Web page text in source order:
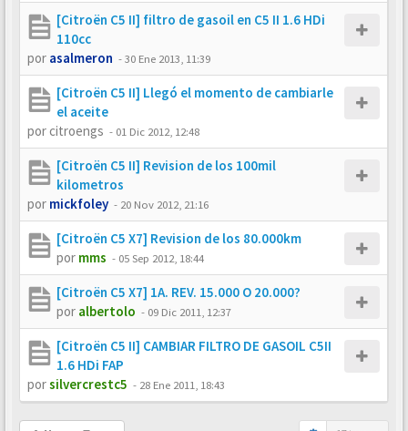
[Citroën C5 II] filtro de gasoil en C5 II 1.6 HDi
110cc
por asalmeron -30 Ene 2013, 11:39
[Citroën C5 II] Llegó el momento de cambiarle
el aceite
porcitroengs - 01 Dic 2012, 12:48
[Citroën C5 II] Revision de los 100mil
kilometros
por mickfoley - 20 Nov 2012, 21:16
[Citroën C5 X7] Revision de los 80.000km
por mms - 05 Sep 2012, 18:44
[Citroën C5 X7] 1A. REV. 15.000 O 20.000?
por albertolo - 09 Dic 2011, 12:37
[Citroën C5 II] CAMBIAR FILTRO DE GASOIL C5II
1.6 HDi FAP
porsilvercrestc5 - 28 Ene 2011, 18:43